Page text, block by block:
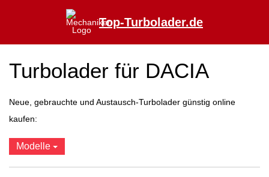
Top-Turbolader.de
Turbolader für DACIA
Neue, gebrauchte und Austausch-Turbolader günstig online
kaufen:
Modelle